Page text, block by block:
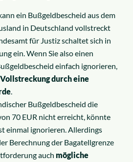
ein Bußgeldbescheid aus dem
in Deutschland vollstreckt
für Justiz schaltet sich in
ein. Wenn Sie also einen
einfach ignorieren,
Vollstreckung durch eine
Bußgeldbescheid die
70 EUR nicht erreicht, könnte
einmal ignorieren. Allerdings
Berechnung der Bagatellgrenze
auch mögliche